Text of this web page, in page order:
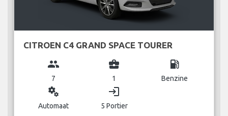
CITROEN C4 GRAND SPACE TOURER
group
7
business_center
1
local_gas_station
Benzine
miscellaneous_services
Automaat
login
5 Portier